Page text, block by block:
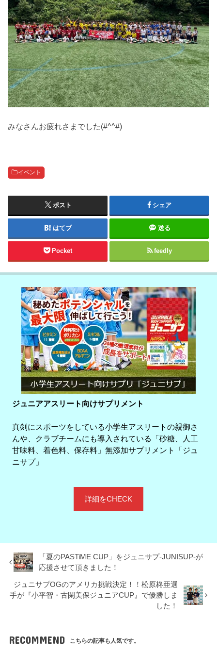
みなさんお疲れさまでした(#^^#)
イベント
ポスト シェア
はてブ 送る
Pocket feedly
ジュニアアスリート向けサプリメント
真剣にスポーツをしている小学生アスリートの親御さ
んや、クラブチームにも導入されている「砂糖、人工
甘味料、着色料、保存料」無添加サプリメント「ジュ
ニサプ」
詳細をCHECK
「夏のPASTiME CUP」をジュニサプ-JUNISUP-が
応援させて頂きました！
ジュニサプOGのアメリカ挑戦決定！！松原柊亜選
手が『小平智・古閑美保ジュニアCUP』で優勝しま
した！
RECOMMEND こちらの記事も人気です。